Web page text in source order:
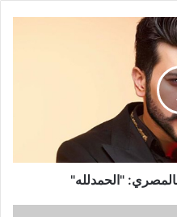
"الحمدلله"